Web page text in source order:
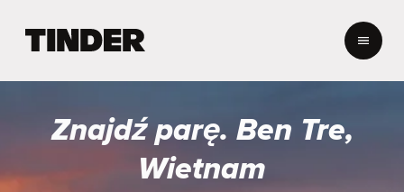
t
Znajdź parę. Ben Tre,
Wietnam